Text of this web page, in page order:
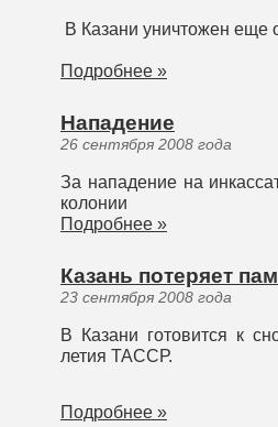
В Казани уничтожен еще
Подробнее »
Нападение
26 сентября 2008 года
За нападение на
колонии
Подробнее »
Казань потеряет
23 сентября 2008 года
В Казани готовится к
летия ТАССР.
Подробнее »